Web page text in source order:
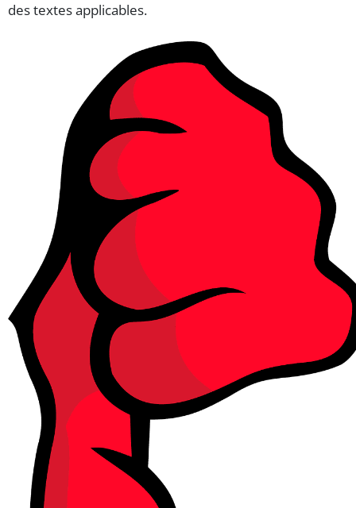
des textes applicables.